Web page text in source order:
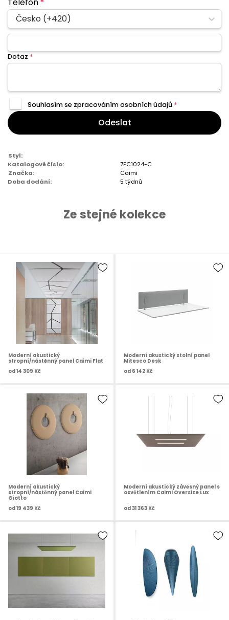
Česko (+420)
Dotaz *
Souhlasím se zpracovánímosobních údajů *
Odeslat
Styl:
Katalogové číslo:
7FC1024-C
Značka:
Caimi
Doba dodání:
5 týdnů
Ze stejné kolekce
Moderní akustický
stropní/nástěnný panel Caimi Flat
od 14 309 Kč
Moderní akustický stolní panel
Mitesco Desk
od 6 142 Kč
Moderní akustický
stropní/nástěnný panel Caimi
Giotto
od 19 439 Kč
Moderní akustický závěsný panel s
osvětlením Caimi Oversize Lux
od 31 363 Kč